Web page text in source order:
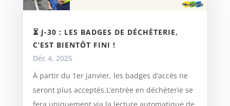
⏳ J-30 : LES BADGES DE DÉCHÈTERIE,
C’EST BIENTÔT FINI !
Déc 4, 2025
À partir du 1er janvier, les badges d’accès ne
seront plus acceptés.L’entrée en déchèterie se